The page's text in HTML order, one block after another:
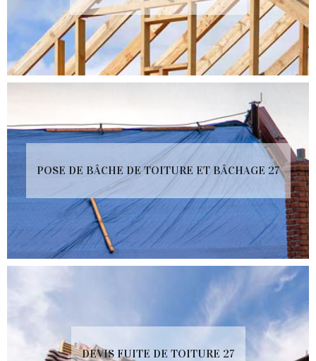
POSE DE BÂCHE DE TOITURE ET BÂCHAGE 27
DEVIS FUITE DE TOITURE 27